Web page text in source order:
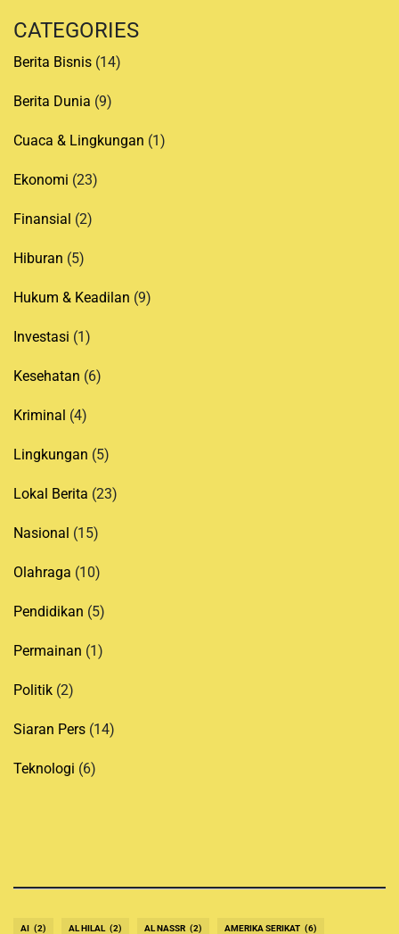
CATEGORIES
Berita Bisnis (14)
Berita Dunia (9)
Cuaca & Lingkungan (1)
Ekonomi (23)
Finansial (2)
Hiburan (5)
Hukum & Keadilan (9)
Investasi (1)
Kesehatan (6)
Kriminal (4)
Lingkungan (5)
Lokal Berita (23)
Nasional (15)
Olahraga (10)
Pendidikan (5)
Permainan (1)
Politik (2)
Siaran Pers (14)
Teknologi (6)
AI (2) AL HILAL (2) AL NASSR (2) AMERIKA SERIKAT (6)